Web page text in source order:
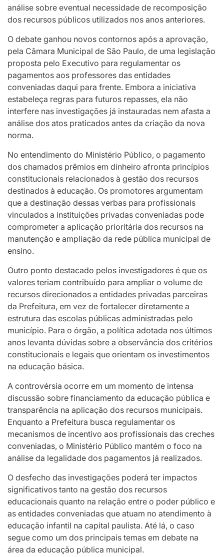
análise sobre eventual necessidade de recomposição
dos recursos públicos utilizados nos anos anteriores.
O debate ganhou novos contornos após a aprovação,
pela Câmara Municipal de São Paulo, de uma legislação
proposta pelo Executivo para regulamentar os
pagamentos aos professores das entidades
conveniadas daqui para frente. Embora a iniciativa
estabeleça regras para futuros repasses, ela não
interfere nas investigações já instauradas nem afasta a
análise dos atos praticados antes da criação da nova
norma.
No entendimento do Ministério Público, o pagamento
dos chamados prêmios em dinheiro afronta princípios
constitucionais relacionados à gestão dos recursos
destinados à educação. Os promotores argumentam
que a destinação dessas verbas para profissionais
vinculados a instituições privadas conveniadas pode
comprometer a aplicação prioritária dos recursos na
manutenção e ampliação da rede pública municipal de
ensino.
Outro ponto destacado pelos investigadores é que os
valores teriam contribuído para ampliar o volume de
recursos direcionados a entidades privadas parceiras
da Prefeitura, em vez de fortalecer diretamente a
estrutura das escolas públicas administradas pelo
município. Para o órgão, a política adotada nos últimos
anos levanta dúvidas sobre a observância dos critérios
constitucionais e legais que orientam os investimentos
na educação básica.
A controvérsia ocorre em um momento de intensa
discussão sobre financiamento da educação pública e
transparência na aplicação dos recursos municipais.
Enquanto a Prefeitura busca regulamentar os
mecanismos de incentivo aos profissionais das creches
conveniadas, o Ministério Público mantém o foco na
análise da legalidade dos pagamentos já realizados.
O desfecho das investigações poderá ter impactos
significativos tanto na gestão dos recursos
educacionais quanto na relação entre o poder público e
as entidades conveniadas que atuam no atendimento à
educação infantil na capital paulista. Até lá, o caso
segue como um dos principais temas em debate na
área da educação pública municipal.